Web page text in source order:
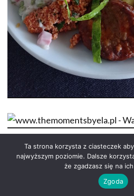
Ta strona korzysta z ciasteczek
najwyższym poziomie. Dalsze
że zgadzasz się na
Zgoda